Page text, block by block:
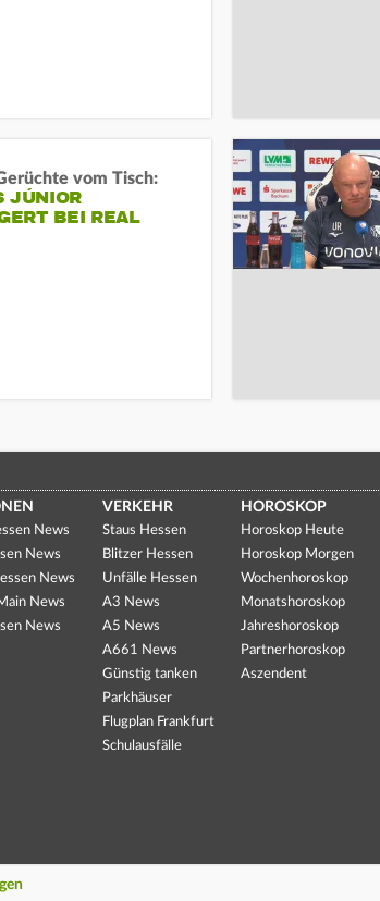
vom Tisch:
JÚNIOR
BEI REAL
News
News
News
News
News
VERKEHR
Staus Hessen
Blitzer Hessen
Unfälle Hessen
A3 News
A5 News
A661 News
Günstig tanken
Parkhäuser
Flugplan Frankfurt
Schulausfälle
HOROSKOP
Horoskop Heute
Horoskop Morgen
Wochenhoroskop
Monatshoroskop
Jahreshoroskop
Partnerhoroskop
Aszendent